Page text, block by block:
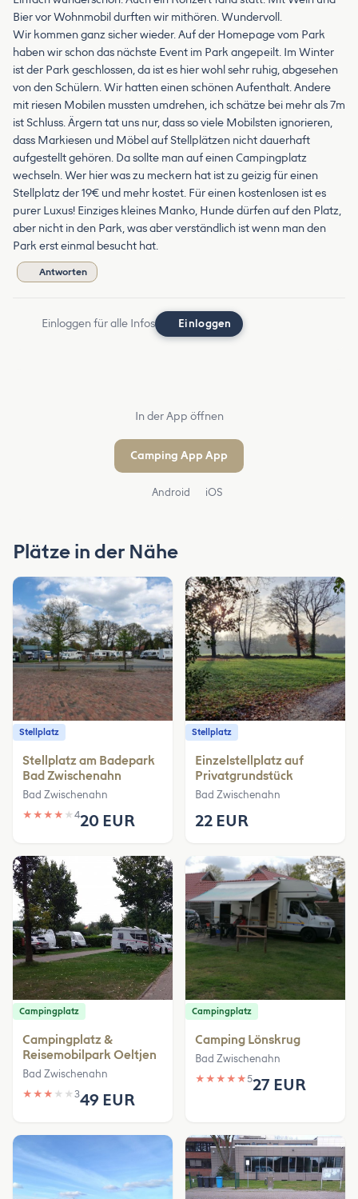
Bier vor Wohnmobil durften wir mithören. Wundervoll.
Wir kommen ganz sicher wieder. Auf der Homepage vom Park
haben wir schon das nächste Event im Park angepeilt. Im Winter
ist der Park geschlossen, da ist es hier wohl sehr ruhig, abgesehen
von den Schülern. Wir hatten einen schönen Aufenthalt. Andere
mit riesen Mobilen mussten umdrehen, ich schätze bei mehr als 7m
ist Schluss. Ärgern tat uns nur, dass so viele Mobilsten ignorieren,
dass Markiesen und Möbel auf Stellplätzen nicht dauerhaft
aufgestellt gehören. Da sollte man auf einen Campingplatz
wechseln. Wer hier was zu meckern hat ist zu geizig für einen
Stellplatz der 19€ und mehr kostet. Für einen kostenlosen ist es
purer Luxus! Einziges kleines Manko, Hunde dürfen auf den Platz,
aber nicht in den Park, was aber verständlich ist wenn man den
Park erst einmal besucht hat.
Antworten
Einloggen für alle Infos Einloggen
In der App öffnen
Camping App App
Android iOS
Plätze in der Nähe
Stellplatz
Stellplatz am Badepark
Bad Zwischenahn
Bad Zwischenahn
★ ★ ★ ★ ★ 420 EUR
Stellplatz
Einzelstellplatz auf
Privatgrundstück
Bad Zwischenahn
22 EUR
Campingplatz
Campingplatz &
Reisemobilpark Oeltjen
Bad Zwischenahn
★ ★ ★ ★ ★ 349 EUR
Campingplatz
Camping Lönskrug
Bad Zwischenahn
★ ★ ★ ★ ★527 EUR